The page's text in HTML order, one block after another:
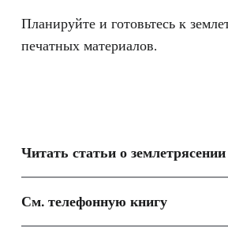
Планируйте и готовьтесь к
печатных материалов.
Читать статьи о землетрясении
См. телефонную книгу